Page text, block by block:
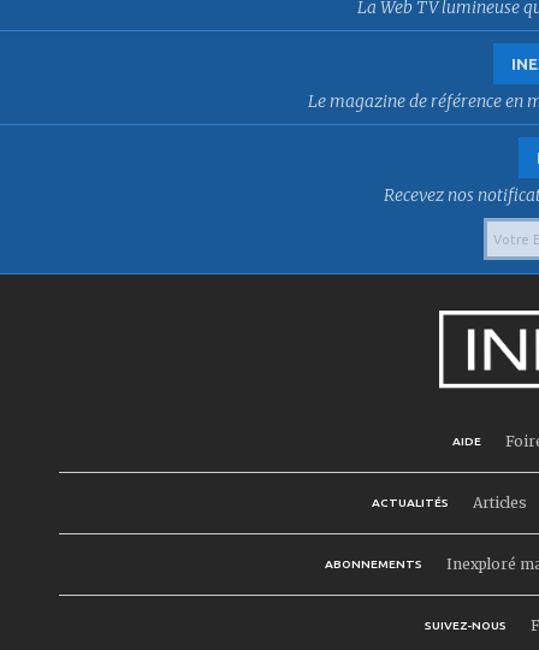
La Web TV lumineuse
Le magazine de référence en
Recevez nos
AIDE
ACTUALITÉS Articles
ABONNEMENTS Inexploré
SUIVEZ-NOUS